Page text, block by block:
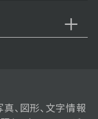
送
、図形、文字情報